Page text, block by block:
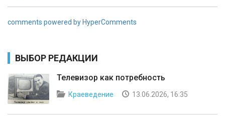
comments powered by HyperComments
ВЫБОР РЕДАКЦИИ
Телевизор как потребность
Краеведение 13.06.2026, 16:35